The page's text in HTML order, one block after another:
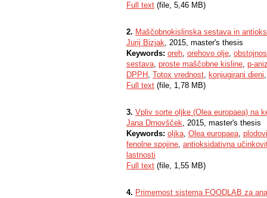
Full text (file, 5,46 MB)
2. Maščobnokislinska sestava in
Jurij Bizjak, 2015, master's thesis
Keywords: oreh, orehovo olje,
sestava, proste maščobne kisline, p-
DPPH , Totox vrednost, konjugirani dieni
Full text (file, 1,78 MB)
3. Vpliv sorte oljke (Olea europaea) na
Jana Drnovšček, 2015, master's thesis
Keywords: oljka, Olea europaea,
fenolne spojine, antioksidativna
lastnosti
Full text (file, 1,55 MB)
4. Primernost sistema FOODLAB za